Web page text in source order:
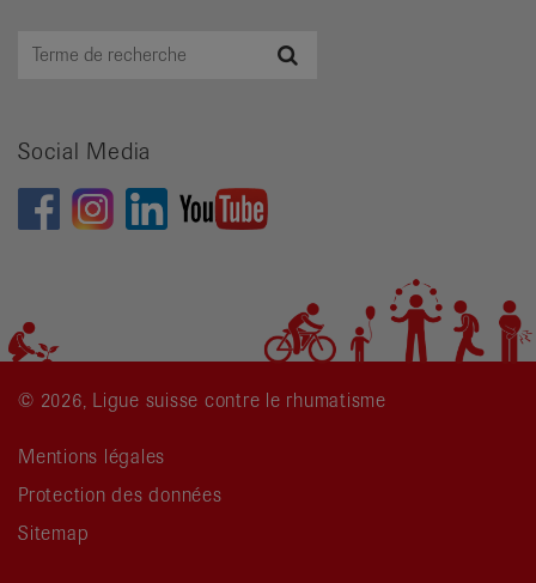
Terme
Social Media
© 2026, Ligue suisse contre le rhumatisme
Mentions légales
Protection des données
Sitemap